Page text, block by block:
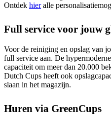
Ontdek hieralle
Full service voor jouw
Voor de reiniging en opslag van
full service aan. De
capaciteit om meer dan 20.000
Dutch Cups heeft ook
slaan in het magazijn.
Huren via GreenCups